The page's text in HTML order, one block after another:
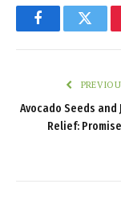
Facebook
Avocado Seeds and
Relief: